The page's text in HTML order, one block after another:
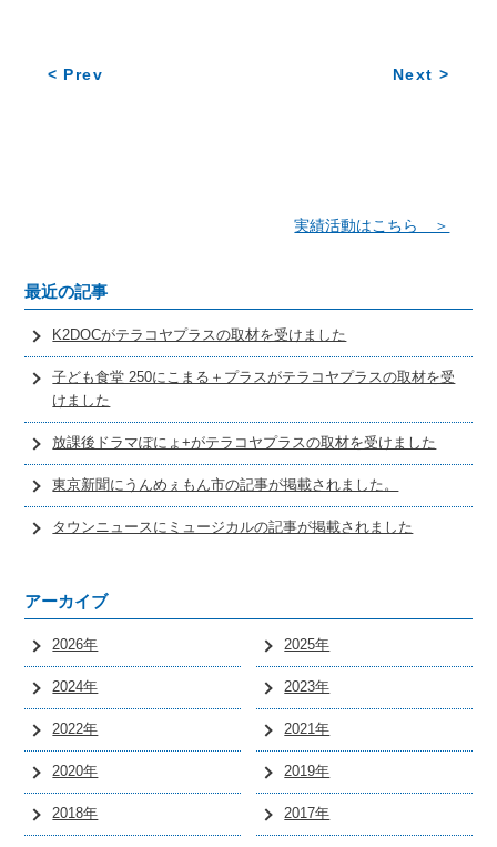
< Prev Next >
実績活動はこちら ＞
最近の記事
K2DOCがテラコヤプラスの取材を受けました
子ども食堂 250にこまる＋プラスがテラコヤプラスの取材を受
けました
放課後ドラマぽにょ+がテラコヤプラスの取材を受けました
東京新聞にうんめぇもん市の記事が掲載されました。
タウンニュースにミュージカルの記事が掲載されました
アーカイブ
2026年 2025年
2024年 2023年
2022年 2021年
2020年 2019年
2018年 2017年